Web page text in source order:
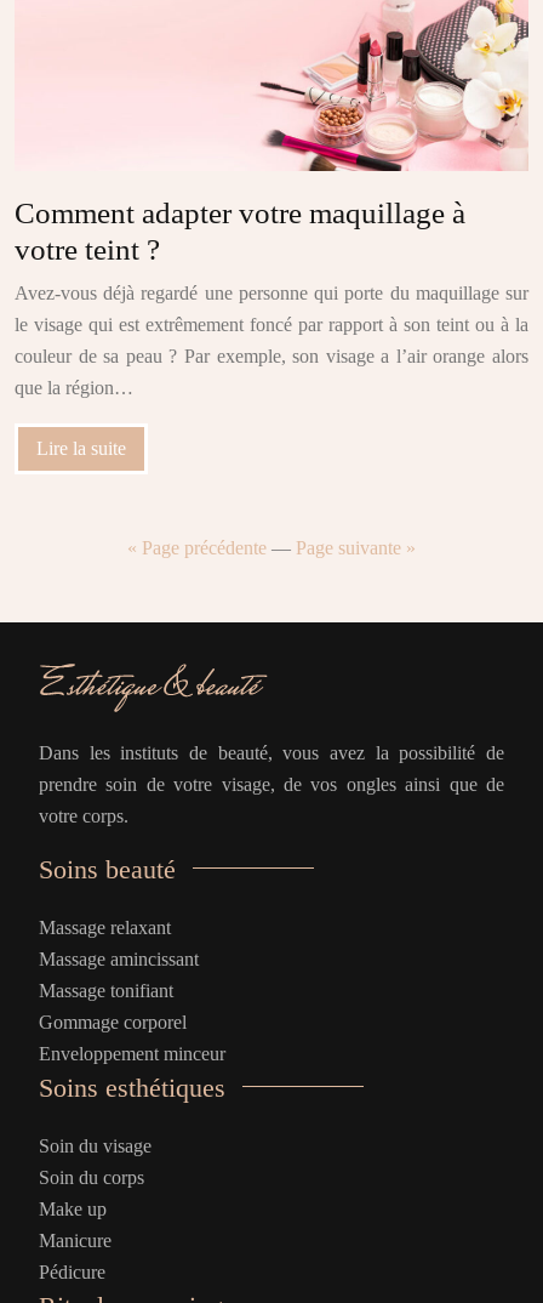
Comment adapter votre maquillage à
votre teint ?
Avez-vous déjà regardé une personne qui porte du maquillage sur
le visage qui est extrêmement foncé par rapport à son teint ou à la
couleur de sa peau ? Par exemple, son visage a l’air orange alors
que la région…
Lire la suite
« Page précédente — Page suivante »
Dans les instituts de beauté, vous avez la possibilité de
prendre soin de votre visage, de vos ongles ainsi que de
votre corps.
Soins beauté
Massage relaxant
Massage amincissant
Massage tonifiant
Gommage corporel
Enveloppement minceur
Soins esthétiques
Soin du visage
Soin du corps
Make up
Manicure
Pédicure